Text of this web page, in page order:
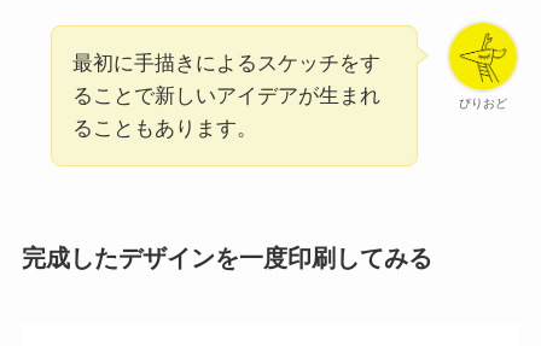
ぴりおど
最初に手描きによるスケッチをす
ることで新しいアイデアが生まれ
ることもあります。
完成したデザインを一度印刷してみる